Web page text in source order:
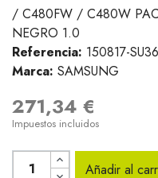
/ C480FW / C480W
NEGRO 1.0
Referencia: 150817-
Marca: SAMSUNG
271,34 €
Impuestos incluidos
Añadir al